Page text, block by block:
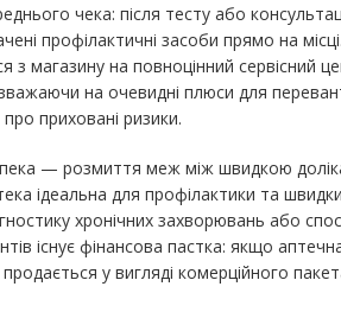
чека: після тесту або
профілактичні засоби прямо на
з магазину на повноцінний сервісний
на очевидні плюси для
приховані ризики.
— розмиття меж між швидкою
ідеальна для профілактики та
хронічних захворювань або
існує фінансова пастка: якщо
у вигляді комерційного